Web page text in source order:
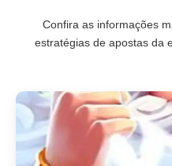
Confira as informações
estratégias de apostas da